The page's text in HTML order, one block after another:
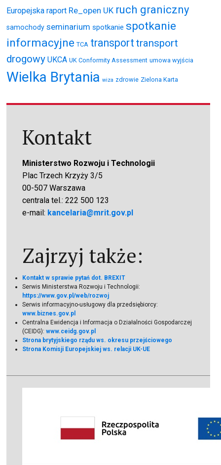
Europejska raport Re_open UK ruch graniczny
samochody seminarium spotkanie spotkanie
informacyjne TCA transport transport
drogowy UKCA UK Conformity Assessment umowa wyjścia
Wielka Brytania wiza zdrowie Zielona Karta
Kontakt
Ministerstwo Rozwoju i Technologii
Plac Trzech Krzyży 3/5
00-507 Warszawa
centrala tel.: 222 500 123
e-mail: kancelaria@mrit.gov.pl
Zajrzyj także:
Kontakt w sprawie pytań dot. BREXIT
Serwis Ministerstwa Rozwoju i Technologii:
https://www.gov.pl/web/rozwoj
Serwis informacyjno-usługowy dla przedsiębiorcy:
www.biznes.gov.pl
Centralna Ewidencja i Informacja o Działalności Gospodarczej
(CEIDG):www.ceidg.gov.pl
Strona brytyjskiego rządu ws. okresu przejściowego
Strona Komisji Europejskiej ws. relacji UK-UE